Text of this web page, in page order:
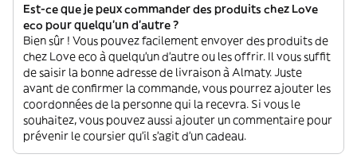
Est-ce que je peux commander des produits chez Love
eco pour quelqu'un d'autre ?
Bien sûr ! Vous pouvez facilement envoyer des produits de
chez Love eco à quelqu'un d'autre ou les offrir. Il vous suffit
de saisir la bonne adresse de livraison à Almaty. Juste
avant de confirmer la commande, vous pourrez ajouter les
coordonnées de la personne qui la recevra. Si vous le
souhaitez, vous pouvez aussi ajouter un commentaire pour
prévenir le coursier qu'il s'agit d'un cadeau.